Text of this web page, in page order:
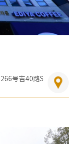
号吉40路S